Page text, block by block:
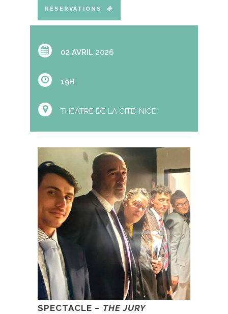
RÉSERVATIONS
02 AVRIL 2026
19H
THÉÂTRE DE LA CITÉ, NICE
SPECTACLE – THE JURY